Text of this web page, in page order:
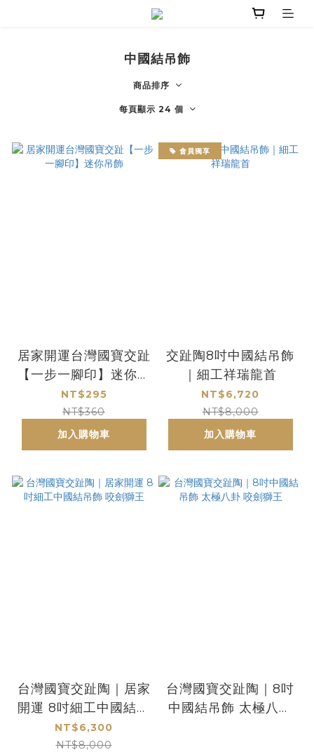
中國結吊飾
商品排序
每頁顯示 24 個
居家開運台灣國寶交趾
【一步一腳印】迷你吊
飾
NT$295
NT$360
加入購物車
會員獨享
交趾陶8吋中國結吊飾
｜細工祥瑞龍首
NT$6,720
NT$8,000
加入購物車
台灣國寶交趾陶｜居家
開運 8吋細工中國結吊
飾 咬劍獅王
NT$6,300
NT$8,000
台灣國寶交趾陶｜8吋
中國結吊飾 太極八卦